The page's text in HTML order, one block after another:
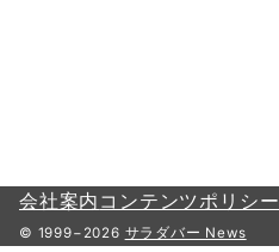
会社案内 コンテンツポリシー
© 1999−2026 サラダバー News